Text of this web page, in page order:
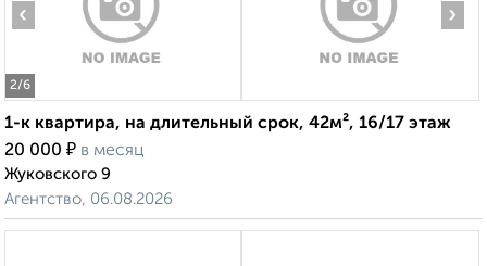
2/6
‹ ›
1-к квартира, на длительный срок, 42м², 16/17 этаж
20 000 ₽ в месяц
Жуковского 9
Агентство, 06.08.2026